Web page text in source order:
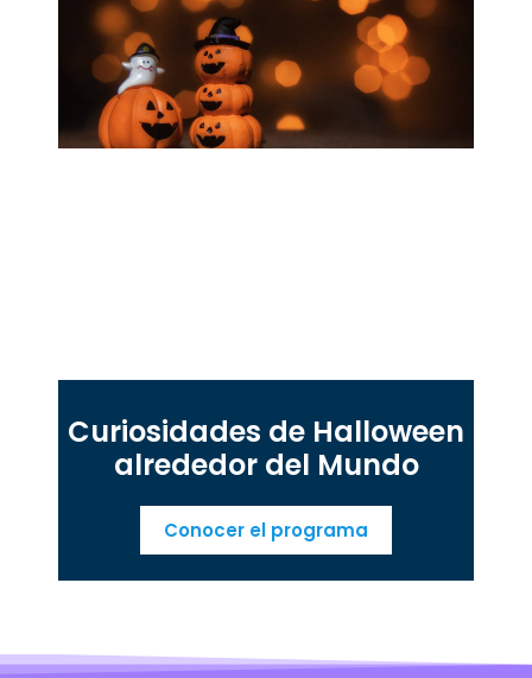
Curiosidades de Halloween
alrededor del Mundo
Conocer el programa